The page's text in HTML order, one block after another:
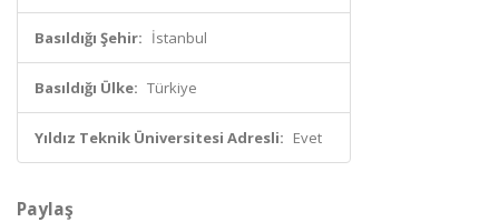
Basıldığı Şehir: İstanbul
Basıldığı Ülke: Türkiye
Yıldız Teknik Üniversitesi Adresli: Evet
Paylaş